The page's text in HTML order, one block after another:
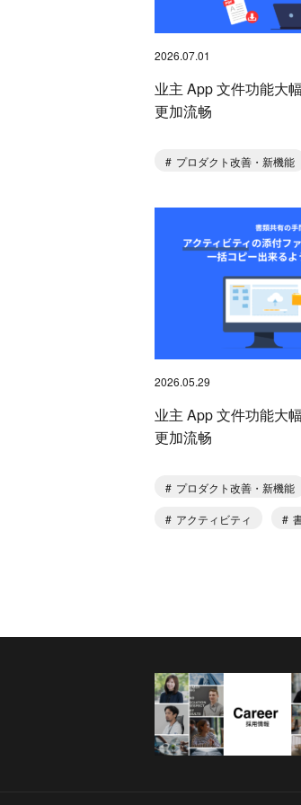
2026.07.01
业主 App 文件功能大
更加流畅
プロダクト改善・新機能
2026.05.29
业主 App 文件功能大
更加流畅
プロダクト改善・新機能
アクティビティ